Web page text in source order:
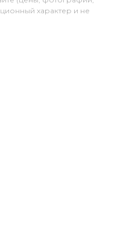
характер и не